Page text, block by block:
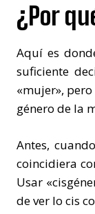
¿Por
Aquí es
suficiente
«mujer»,
género de la
Antes,
coincidiera
Usar
de ver lo cis